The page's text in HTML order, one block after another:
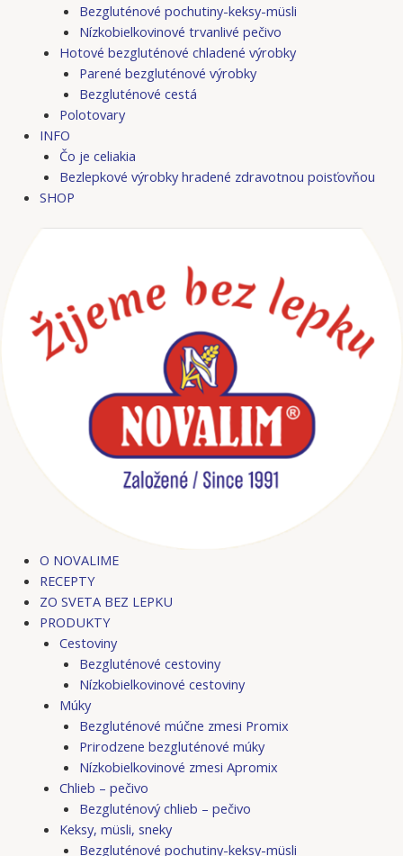
Bezgluténové pochutiny-keksy-müsli
Nízkobielkovinové trvanlivé pečivo
Hotové bezgluténové chladené výrobky
Parené bezgluténové výrobky
Bezgluténové cestá
Polotovary
INFO
Čo je celiakia
Bezlepkové výrobky hradené zdravotnou poisťovňou
SHOP
O NOVALIME
RECEPTY
ZO SVETA BEZ LEPKU
PRODUKTY
Cestoviny
Bezgluténové cestoviny
Nízkobielkovinové cestoviny
Múky
Bezgluténové múčne zmesi Promix
Prirodzene bezgluténové múky
Nízkobielkovinové zmesi Apromix
Chlieb – pečivo
Bezgluténový chlieb – pečivo
Keksy, müsli, sneky
Bezgluténové pochutiny-keksy-müsli